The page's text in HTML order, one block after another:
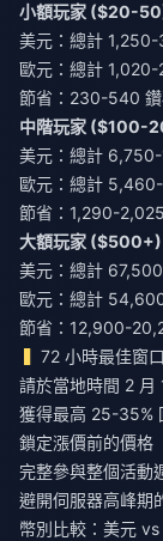
小額玩家 ($20-
美元：總計
歐元：總計
節省：230-540
中階玩家 ($100-
美元：總計
歐元：總計
節省：1,290-
大額玩家 ($500+)
美元：總計
歐元：總計
節省：12,900-
72 小時最佳窗
請於當地時間 2 月
獲得最高 25-35%
鎖定漲價前的價格
完整參與整個活動
避開伺服器高峰期
幣別比較：美元